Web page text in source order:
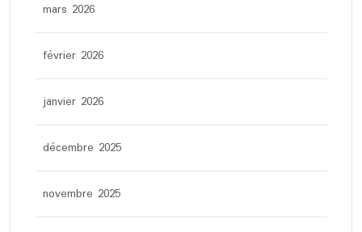
mars 2026
février 2026
janvier 2026
décembre 2025
novembre 2025